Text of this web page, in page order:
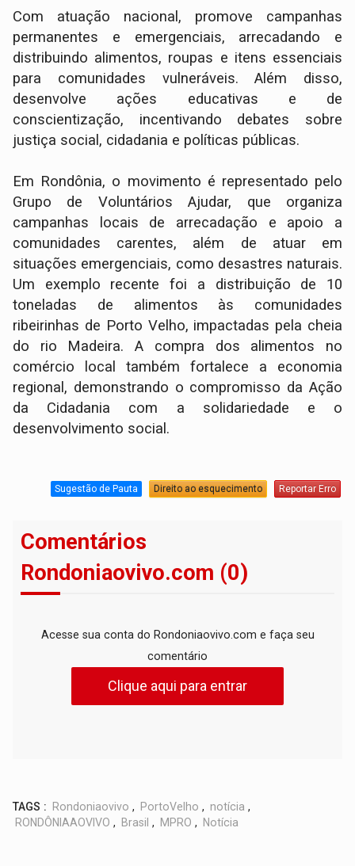
Com atuação nacional, promove campanhas
permanentes e emergenciais, arrecadando e
distribuindo alimentos, roupas e itens essenciais
para comunidades vulneráveis. Além disso,
desenvolve ações educativas e de
conscientização, incentivando debates sobre
justiça social, cidadania e políticas públicas.
Em Rondônia, o movimento é representado pelo
Grupo de Voluntários Ajudar, que organiza
campanhas locais de arrecadação e apoio a
comunidades carentes, além de atuar em
situações emergenciais, como desastres naturais.
Um exemplo recente foi a distribuição de 10
toneladas de alimentos às comunidades
ribeirinhas de Porto Velho, impactadas pela cheia
do rio Madeira. A compra dos alimentos no
comércio local também fortalece a economia
regional, demonstrando o compromisso da Ação
da Cidadania com a solidariedade e o
desenvolvimento social.
Sugestão de Pauta Direito ao esquecimento Reportar Erro
Comentários
Rondoniaovivo.com (0)
Acesse sua conta do Rondoniaovivo.com e faça seu
comentário
Clique aqui para entrar
TAGS : Rondoniaovivo , PortoVelho , notícia ,
RONDÔNIAAOVIVO , Brasil , MPRO , Notícia